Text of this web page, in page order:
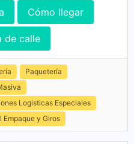
Cómo llegar
de calle
Paquetería
Logisticas Especiales
Empaque y Giros